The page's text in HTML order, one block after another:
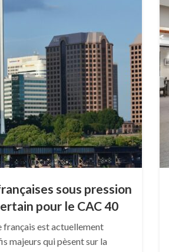
sous pression
pour le CAC 40
français est actuellement
majeurs qui pèsent sur la